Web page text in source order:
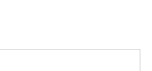
sentences)